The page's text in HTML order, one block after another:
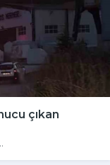
çıkan